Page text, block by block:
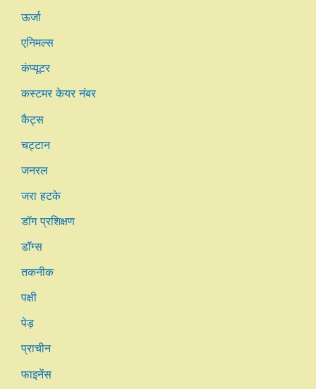
ऊर्जा
एनिमल्स
कंप्यूटर
कस्टमर केयर नंबर
कैट्स
चट्टान
जनरल
जरा हटके
डॉग प्रशिक्षण
डॉग्स
तकनीक
पक्षी
पेड़
प्राचीन
फाइनेंस